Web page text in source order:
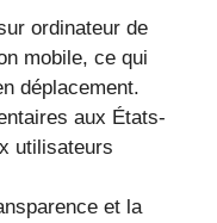
ordinateur de
mobile, ce qui
déplacement.
aux États-
utilisateurs
et la